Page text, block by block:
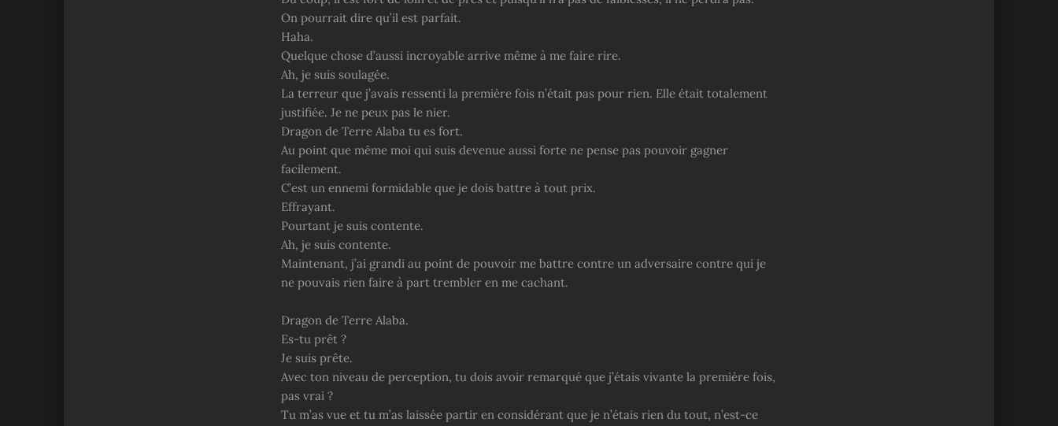
On pourrait dire qu’il est parfait.
Haha.
Quelque chose d’aussi incroyable arrive même à me faire rire.
Ah, je suis soulagée.
La terreur que j’avais ressenti la première fois n’était pas pour rien. Elle était totalement
justifiée. Je ne peux pas le nier.
Dragon de Terre Alaba tu es fort.
Au point que même moi qui suis devenue aussi forte ne pense pas pouvoir gagner
facilement.
C’est un ennemi formidable que je dois battre à tout prix.
Effrayant.
Pourtant je suis contente.
Ah, je suis contente.
Maintenant, j’ai grandi au point de pouvoir me battre contre un adversaire contre qui je
ne pouvais rien faire à part trembler en me cachant.
Dragon de Terre Alaba.
Es-tu prêt ?
Je suis prête.
Avec ton niveau de perception, tu dois avoir remarqué que j’étais vivante la première fois,
pas vrai ?
Tu m’as vue et tu m’as laissée partir en considérant que je n’étais rien du tout, n’est-ce